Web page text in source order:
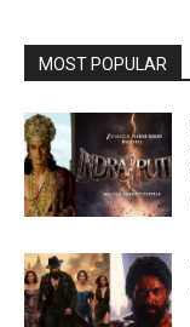
MOST POPULAR